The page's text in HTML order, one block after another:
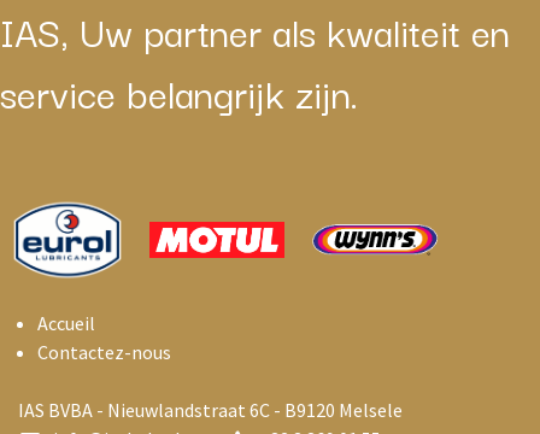
IAS, Uw partner als kwaliteit en
service belangrijk zijn.
Accueil
Contactez-nous
IAS BVBA - Nieuwlandstraat 6C - B9120 Melsele